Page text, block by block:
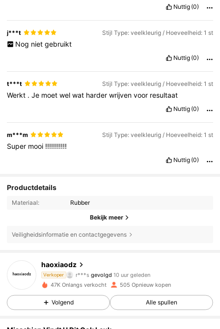
Nuttig (0)
j***t Stijl Type: veelkleurig / Hoeveelheid: 1 st
Nog niet gebruikt
Nuttig (0)
t***t Stijl Type: veelkleurig / Hoeveelheid: 1 st
Werkt .Je moetwelwat harderwrijvenvoor resultaat
Nuttig (0)
m***m Stijl Type: veelkleurig / Hoeveelheid: 1 st
Super mooi !!!!!!!!!!!
Nuttig (0)
Productdetails
Materiaal: Rubber
Bekijk meer
Veiligheidsinformatie en contactgegevens
haoxiaodz
Verkoper
r***s
m***4is aan het browsen
4.56
175 Volgers
47K Onlangs verkocht 505 Opnieuw kopen
Volgend Alle spullen